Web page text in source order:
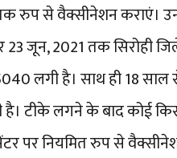
रुप से वैक्सीनेशन कराएं।
जून, 2021 तक सिरोही
लगी है। साथ ही 18
है। टीके लगने के बाद कोई
नियमित रुप से